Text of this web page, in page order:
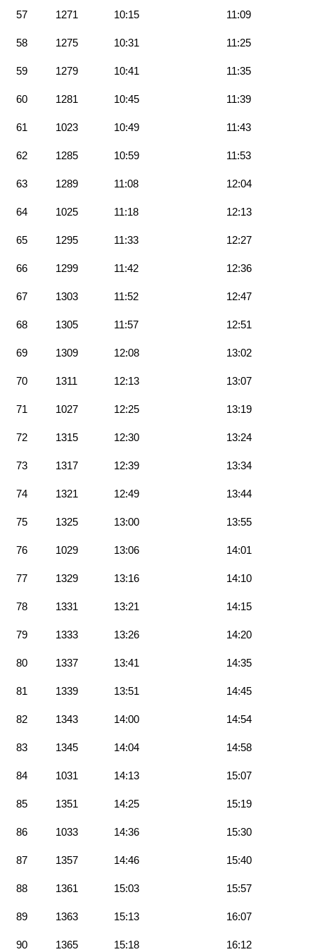
57 1271 10:15 11:09
58 1275 10:31 11:25
59 1279 10:41 11:35
60 1281 10:45 11:39
61 1023 10:49 11:43
62 1285 10:59 11:53
63 1289 11:08 12:04
64 1025 11:18 12:13
65 1295 11:33 12:27
66 1299 11:42 12:36
67 1303 11:52 12:47
68 1305 11:57 12:51
69 1309 12:08 13:02
70 1311 12:13 13:07
71 1027 12:25 13:19
72 1315 12:30 13:24
73 1317 12:39 13:34
74 1321 12:49 13:44
75 1325 13:00 13:55
76 1029 13:06 14:01
77 1329 13:16 14:10
78 1331 13:21 14:15
79 1333 13:26 14:20
80 1337 13:41 14:35
81 1339 13:51 14:45
82 1343 14:00 14:54
83 1345 14:04 14:58
84 1031 14:13 15:07
85 1351 14:25 15:19
86 1033 14:36 15:30
87 1357 14:46 15:40
88 1361 15:03 15:57
89 1363 15:13 16:07
90 1365 15:18 16:12